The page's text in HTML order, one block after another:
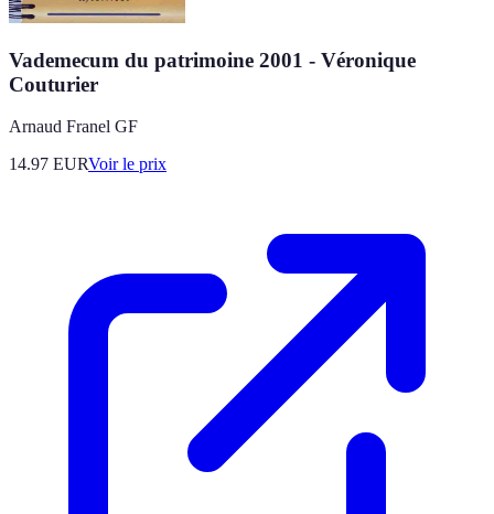
Vademecum du patrimoine 2001 - Véronique
Couturier
Arnaud Franel GF
14.97 EURVoir le prix